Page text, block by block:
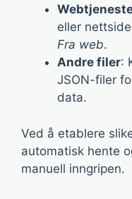
eller
Fra web.
Andre filer:
JSON-filer
data.
Ved å etablere
automatisk hente
manuell inngripen.